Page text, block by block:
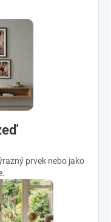
prvek nebo jako